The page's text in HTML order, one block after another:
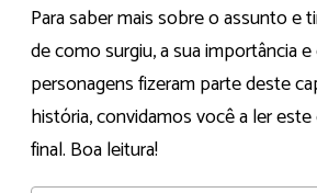
Para saber mais sobre o assunto e
de como surgiu, a sua importância e
personagens fizeram parte deste
história, convidamos você a ler
final. Boa leitura!